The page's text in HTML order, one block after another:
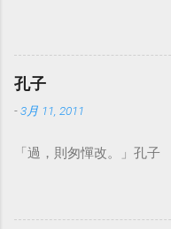
點看事情，就不會覺得
華名言 - Chinese Quotes
孔子
-3月 11, 2011
「過，則匆憚改。」孔子